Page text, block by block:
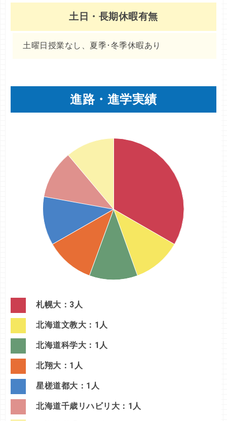
土日・長期休暇有無
土曜日授業なし、夏季･冬季休暇あり
進路・進学実績
札幌大：3人
北海道文教大：1人
北海道科学大：1人
北翔大：1人
星槎道都大：1人
北海道千歳リハビリ大：1人